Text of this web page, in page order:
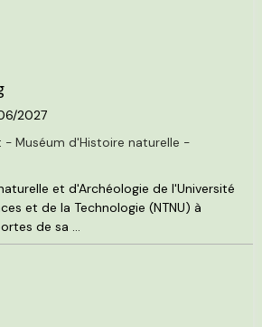
2027
- Muséum d'Histoire naturelle -
et d'Archéologie de l'Université
et de la Technologie (NTNU) à
de sa ...